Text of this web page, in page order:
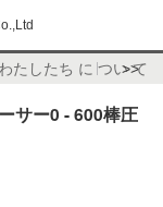
わたしたち に つい て
>>
サー0 - 600棒圧